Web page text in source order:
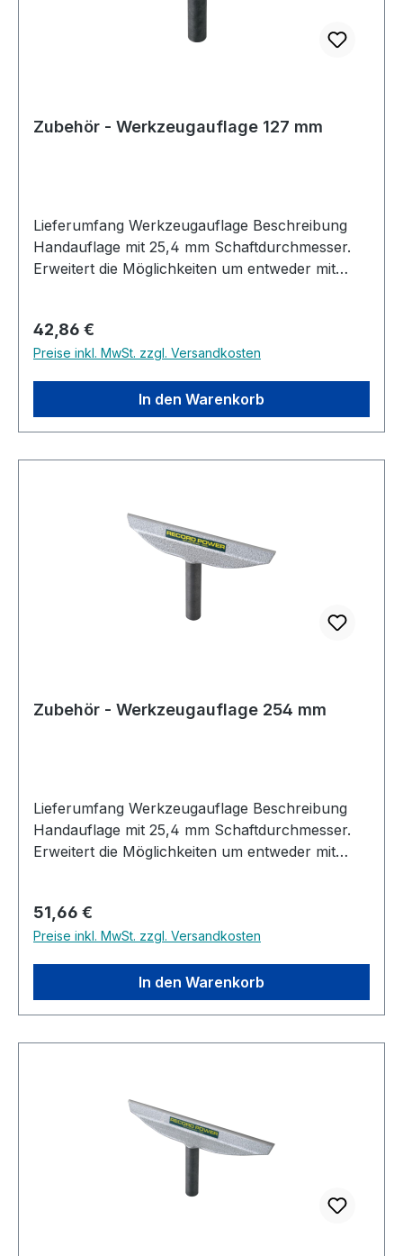
Zubehör - Werkzeugauflage 127 mm
Lieferumfang Werkzeugauflage Beschreibung
Handauflage mit 25,4 mm Schaftdurchmesser.
Erweitert die Möglichkeiten um entweder mit
größeren Werkstücken ohne Absetzen und
Verstellen der Handauflage in einem Arbeitsgang
zu arbeiten. Passend auf alle Premium Modelle
von Record Power wie DML320, CL3, CL4, Maxi,
Coronet Herald und weitere.
Regulärer Preis:
42,86 €
Preise inkl. MwSt. zzgl. Versandkosten
In den Warenkorb
Zubehör - Werkzeugauflage 254 mm
Lieferumfang Werkzeugauflage Beschreibung
Handauflage mit 25,4 mm Schaftdurchmesser.
Erweitert die Möglichkeiten um entweder mit
größeren Werkstücken ohne Absetzen und
Verstellen der Handauflage in einem Arbeitsgang
zu arbeiten. Passend auf alle Premium Modelle
von Record Power wie DML320, CL3, CL4, Maxi,
Coronet Herald und weitere.
Regulärer Preis:
51,66 €
Preise inkl. MwSt. zzgl. Versandkosten
In den Warenkorb